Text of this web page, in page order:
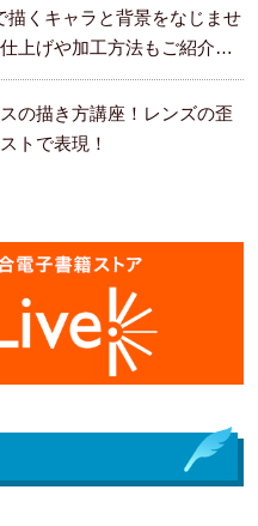
描くキャラと背景をなじませ
上げや加工方法もご紹介し
の描き方講座！レンズの歪
トで表現！